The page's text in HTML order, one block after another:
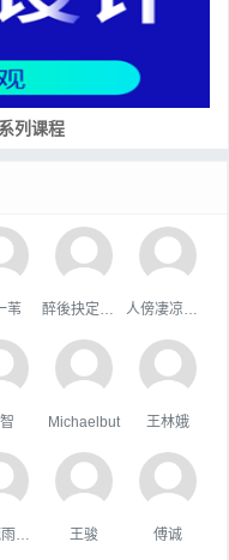
列课程
苇
Michaelbut 王林娥
王骏 傅诚